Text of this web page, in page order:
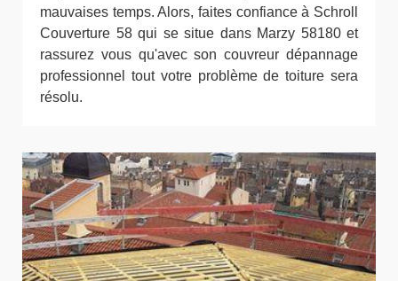
mauvaises temps. Alors, faites confiance à Schroll
Couverture 58 qui se situe dans Marzy 58180 et
rassurez vous qu'avec son couvreur dépannage
professionnel tout votre problème de toiture sera
résolu.